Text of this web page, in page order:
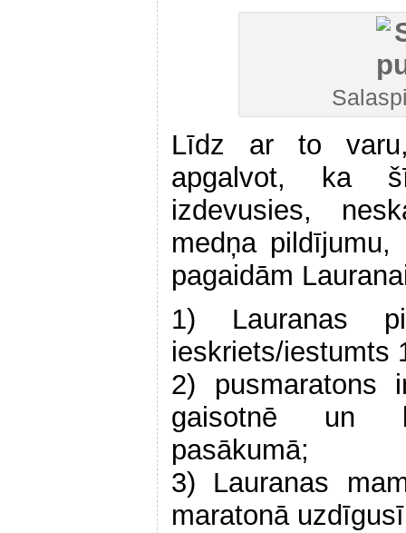
Līdz ar to
apgalvot, ka
izdevusies,
medņa
pagaidām
1) Lauranas
ieskriets/iestumts
2) pusmaratons
gaisotnē un
pasākumā;
3) Lauranas
maratonā